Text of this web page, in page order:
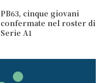
PB63, cinque giovani
confermate nel roster di
Serie A1